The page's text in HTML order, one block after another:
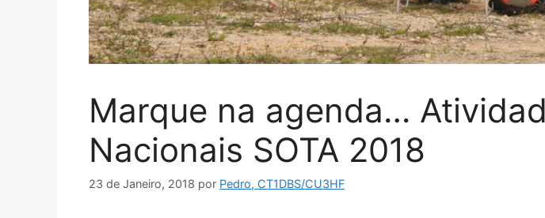
Marque na agenda…
Nacionais SOTA 2018
23 de Janeiro, 2018 por Pedro, CT1DBS/CU3HF